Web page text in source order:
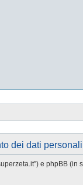
dei dati personali
e phpBB (in